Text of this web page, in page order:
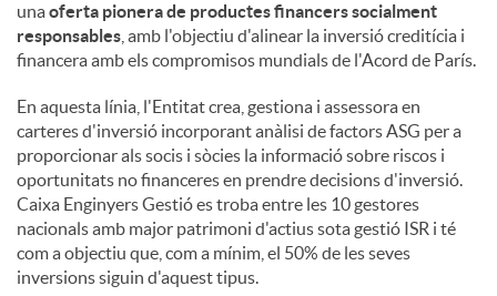
unaoferta pionera de productes financers socialment
responsables , amb l'objectiu d'alinear la inversió creditícia i
financera amb els compromisos mundials de l'Acord de París.
En aquesta línia, l'Entitat crea, gestiona i assessora en
carteres d'inversió incorporant anàlisi de factors ASG per a
proporcionar als socis i sòcies la informació sobre riscos i
oportunitats no financeres en prendre decisions d'inversió.
Caixa Enginyers Gestió es troba entre les 10 gestores
nacionals amb major patrimoni d'actius sota gestió ISR i té
com a objectiu que, com a mínim, el 50% de les seves
inversions siguin d'aquest tipus.